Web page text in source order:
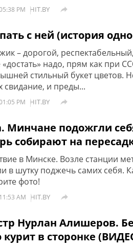
PM HIT.BY 
с ней (история
– дорогой,
надо, прям как при
стильный букет цветов.
и преды...
PM HIT.BY 
Минчане подожгли
собирают на
в Минске. Возле станции
шутку поджечь самих себя.
фото!
AM HIT.BY 
Нурлан Алишеров.
в сторонке